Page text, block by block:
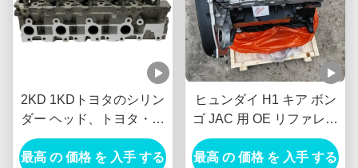
2KD 1KDトヨタのシリン
ダー ヘッド、トヨタ・ハ
イラックス2.5 D4D
（2KD）エンジンのシリ
最高 の 価格 を 入手 する
ヒュンダイ H1 キア ボン
ゴ JAC 用 OE リファレン
ス C4BH D4BH 2.5L ター
ボディーゼル エンジン ロ
最高 の 価格 を 入手 する